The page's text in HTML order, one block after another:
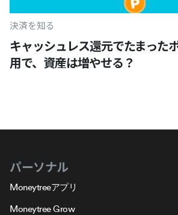
決済を知る
キャッシュレス還元でたまった
用で、資産は増やせる？
パーソナル
Moneytreeアプリ
Moneytree Grow